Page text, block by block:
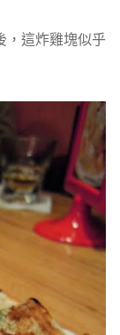
，這炸雞塊似乎